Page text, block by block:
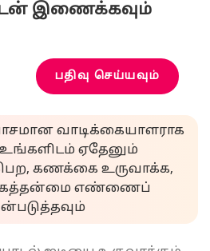
இணைக்கவும்
பதிவு செய்யவும்
வாடிக்கையாளராக
ஏதேனும்
கணக்கை உருவாக்க,
எண்ணைப்